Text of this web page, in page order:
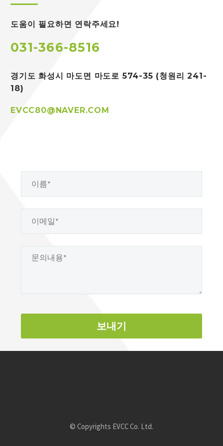
도움이 필요하면 연락주세요!
031-366-8516
경기도 화성시 마도면 마도로 574-35 (청원리 241-
18)
EVCC80@NAVER.COM
© Copyrights EVCC Co. Ltd.